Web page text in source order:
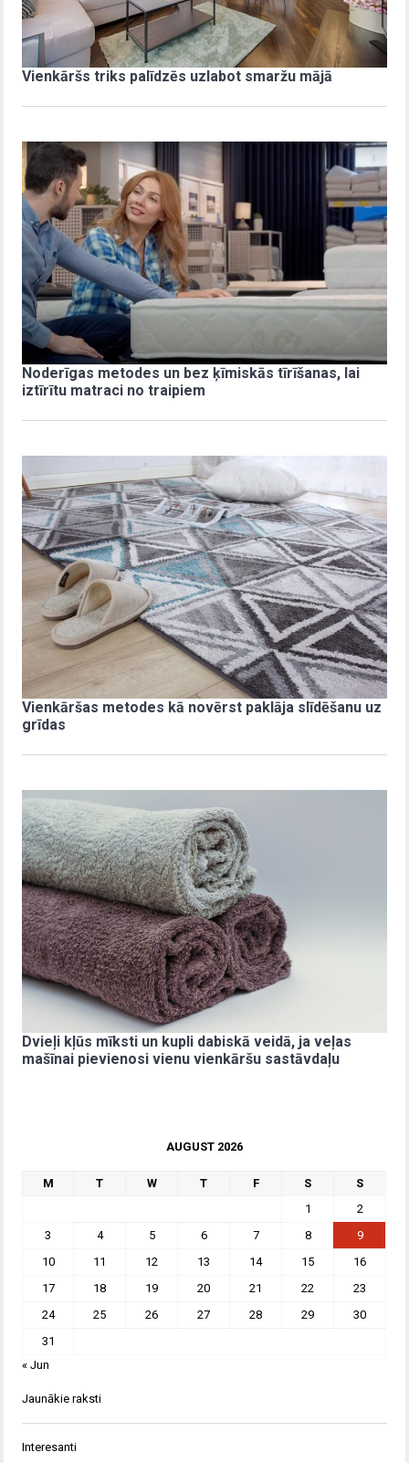
Vienkāršs triks palīdzēs uzlabot smaržu mājā
Noderīgas metodes un bez ķīmiskās tīrīšanas, lai
iztīrītu matraci no traipiem
Vienkāršas metodes kā novērst paklāja slīdēšanu uz
grīdas
Dvieļi kļūs mīksti un kupli dabiskā veidā, ja veļas
mašīnai pievienosi vienu vienkāršu sastāvdaļu
AUGUST 2026
M T W T F S
S
1
2
3
4 5 6 7 8
9
10
11 12 13 14 15
16
17
18 19 20 21 22
23
24
25 26 27 28 29
30
31
« Jun
Jaunākie raksti
Interesanti